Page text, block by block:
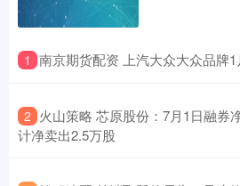
1 南京期货配资 上汽大众大众品牌
2 火山策略 芯原股份：7月1日融券
计净卖出2.5万股